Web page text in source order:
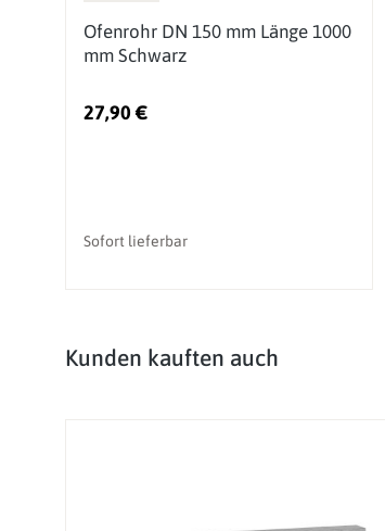
Ofenrohr DN 150 mm Länge 1000
mm Schwarz
27,90 €
Sofort lieferbar
Produktgalerie überspringen
Kunden kauften auch